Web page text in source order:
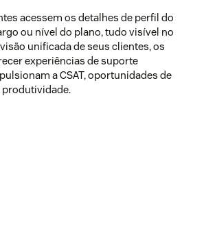
acessem os detalhes de perfil do
ou nível do plano, tudo visível no
unificada de seus clientes, os
experiências de suporte
a CSAT, oportunidades de
produtividade.